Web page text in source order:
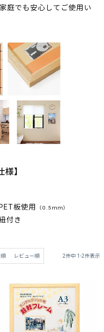
庭でも安心してご使用い
様】
板使用
（0.5ｍｍ）
付き
レビュー順 2件中 1 -2件表示